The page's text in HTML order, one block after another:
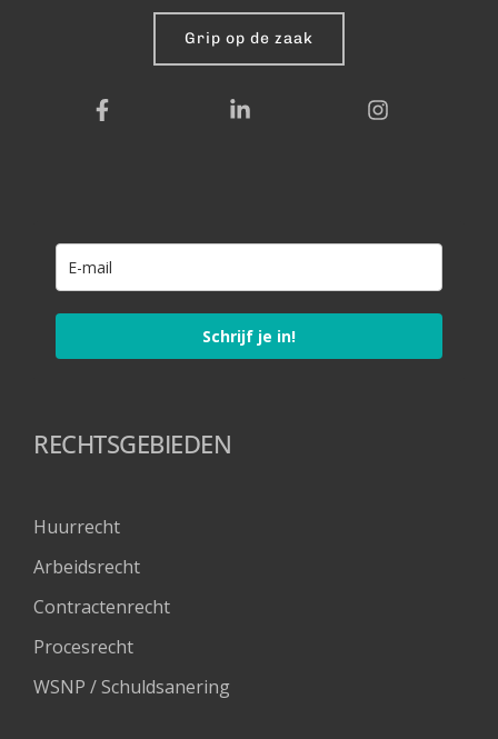
Grip op de zaak
Schrijf je in!
RECHTSGEBIEDEN
Huurrecht
Arbeidsrecht
Contractenrecht
Procesrecht
WSNP / Schuldsanering